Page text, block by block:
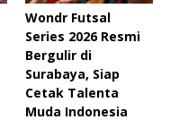
Wondr Futsal
Series 2026 Resmi
Bergulir di
Surabaya, Siap
Cetak Talenta
Muda Indonesia